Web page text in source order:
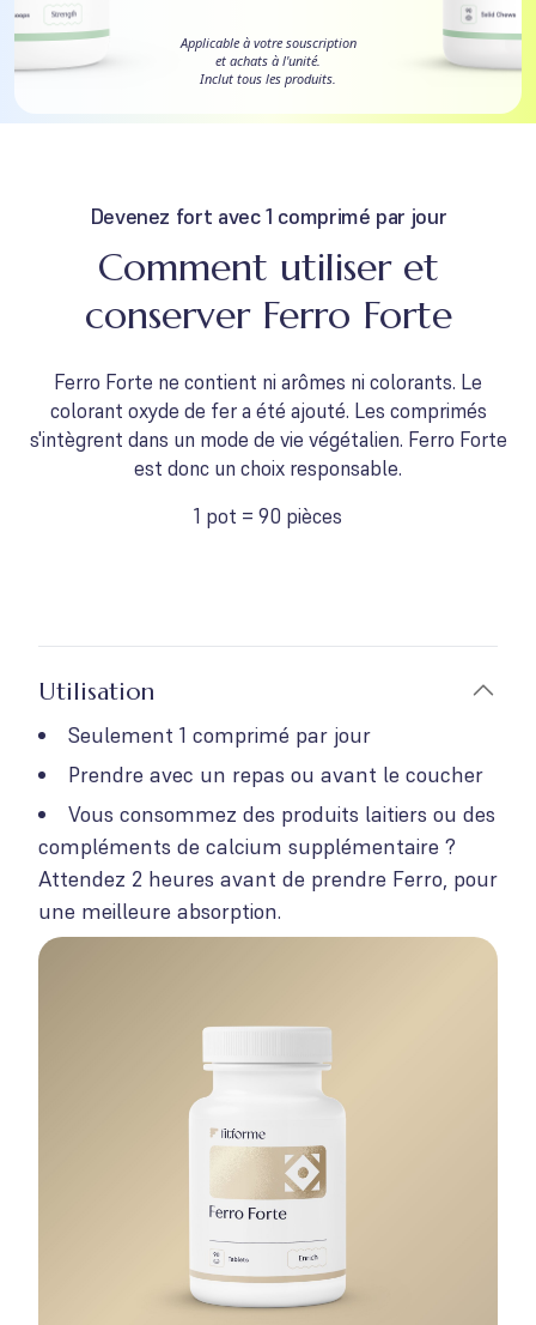
Applicable à votre souscription
et achats à l'unité.
Inclut tous les produits.
Devenez fort avec 1 comprimé par jour
Comment utiliser et
conserver Ferro Forte
Ferro Forte ne contient ni arômes ni colorants. Le
colorant oxyde de fer a été ajouté. Les comprimés
s'intègrent dans un mode de vie végétalien. Ferro Forte
est donc un choix responsable.
1 pot = 90 pièces
Utilisation
Seulement 1 comprimé par jour
Prendre avec un repas ou avant le coucher
Vous consommez des produits laitiers ou des
compléments de calcium supplémentaire ?
Attendez 2 heures avant de prendre Ferro, pour
une meilleure absorption.